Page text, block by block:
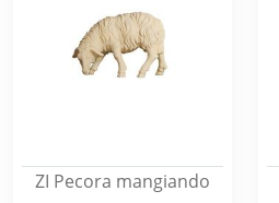
ZI Pecora mangiando